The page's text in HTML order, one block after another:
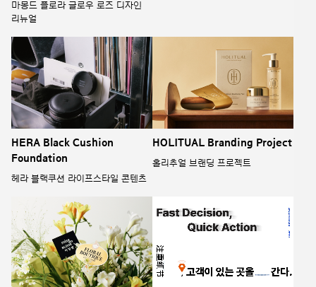
마몽드 플로라 글로우 로즈 디자인
리뉴얼
HERA Black Cushion
Foundation
헤라 블랙쿠션 라이프스타일 콘텐츠
HOLITUAL Branding Project
홀리추얼 브랜딩 프로젝트